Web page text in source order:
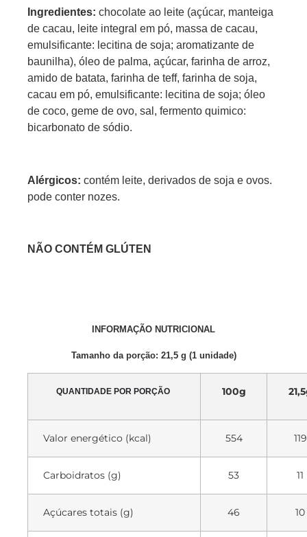
Ingredientes: chocolate ao leite (açúcar, manteiga
de cacau, leite integral em pó, massa de cacau,
emulsificante: lecitina de soja; aromatizante de
baunilha), óleo de palma, açúcar, farinha de arroz,
amido de batata, farinha de teff, farinha de soja,
cacau em pó, emulsificante: lecitina de soja; óleo
de coco, geme de ovo, sal, fermento quimico:
bicarbonato de sódio.
Alérgicos: contém leite, derivados de soja e ovos.
pode conter nozes.
NÃO CONTÉM GLÚTEN
INFORMAÇÃO NUTRICIONAL
Tamanho da porção: 21,5 g (1 unidade)
QUANTIDADE POR PORÇÃO 100g
Valor energético (kcal) 554 119
Carboidratos (g) 53 11
Açúcares totais (g) 46 10